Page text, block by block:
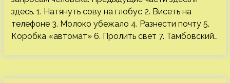
здесь. 1. Натянуть сову на глобус 2. Висеть на
телефоне 3. Молоко убежало 4. Разнести почту 5.
Коробка «автомат» 6. Пролить свет 7. Тамбовский…